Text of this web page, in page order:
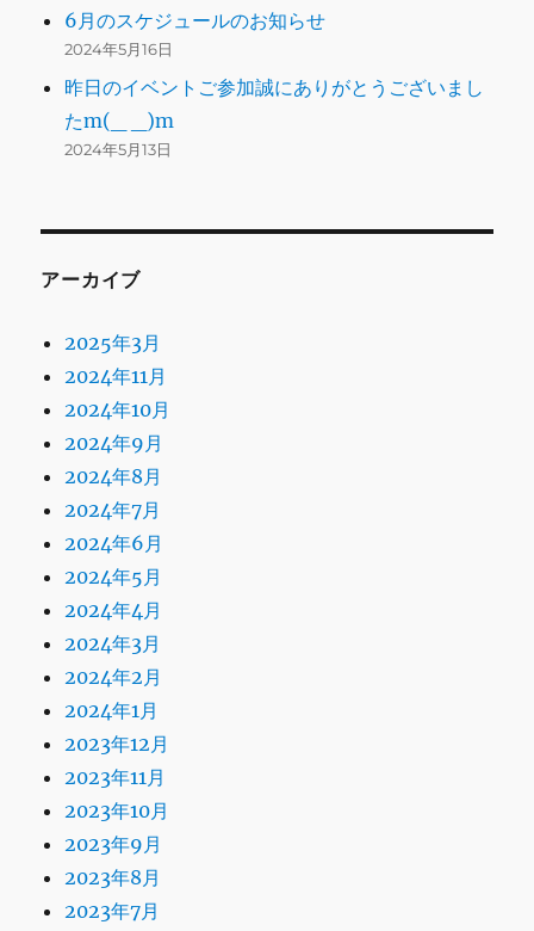
6月のスケジュールのお知らせ
2024年5月16日
昨日のイベントご参加誠にありがとうございまし
たm(_ _)m
2024年5月13日
アーカイブ
2025年3月
2024年11月
2024年10月
2024年9月
2024年8月
2024年7月
2024年6月
2024年5月
2024年4月
2024年3月
2024年2月
2024年1月
2023年12月
2023年11月
2023年10月
2023年9月
2023年8月
2023年7月